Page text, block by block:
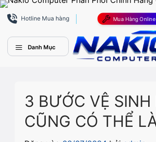
Bỏ
qua
dung
Hotline Mua hàng Mua Hàng Online
Danh Mục
3 BƯỚC VỆ
CŨNG CÓ THỂ